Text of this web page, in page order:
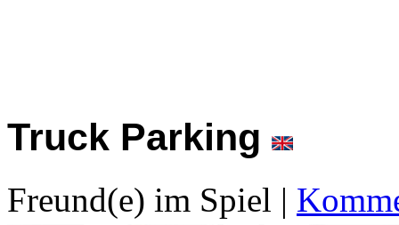
Truck Parking
Freund(e) im Spiel |